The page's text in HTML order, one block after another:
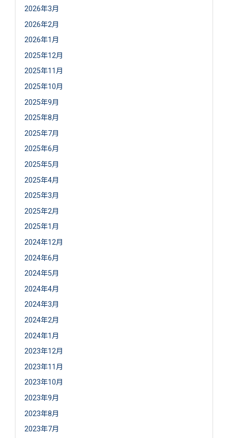
2026年3月
2026年2月
2026年1月
2025年12月
2025年11月
2025年10月
2025年9月
2025年8月
2025年7月
2025年6月
2025年5月
2025年4月
2025年3月
2025年2月
2025年1月
2024年12月
2024年6月
2024年5月
2024年4月
2024年3月
2024年2月
2024年1月
2023年12月
2023年11月
2023年10月
2023年9月
2023年8月
2023年7月